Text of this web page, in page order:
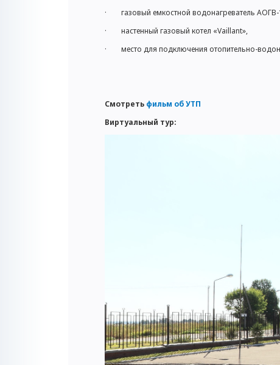
· газовый емкостной водонагреватель АОГВ-
· настенный газовый котел «Vaillant»,
· место для подключения отопительно-
Смотреть фильм об УТП
Виртуальный тур: